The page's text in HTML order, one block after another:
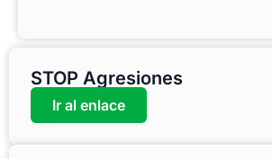
STOP Agresiones
Ir al enlace